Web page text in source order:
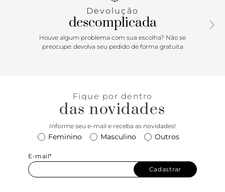
central elástica que separa os dedos e perpassa pela lateral
contornando o calcanhar, presa na lateral oposta,
proporcionando o calce de encaixe. Com palmilha
acolchoada contornada com pespontos delicados e no
toque chique e sofisticado no calce easy, de encaixe.
Versátil e atemporal, vai ser destaque por onde passar, pois
elegante, ela garante o glow up no visual. É tempo de
celebrar com leveza e conforto, sim, por favor!
Devolução
descomplicada
Houve algum problema com sua escolha? Não se
preocupe: devolva seu pedido de forma gratuita
Fique por dentro
das novidades
Informe seu e-mail e receba as novidades!
Feminino Masculino Outros
E-mail*
Cadastrar